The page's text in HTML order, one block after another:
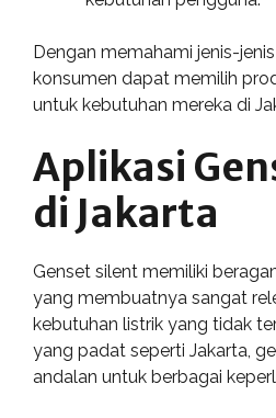
Dengan memahami jenis-
konsumen dapat memilih
untuk kebutuhan mereka di
Aplikasi
di Jakarta
Genset silent memiliki
yang membuatnya sangat
kebutuhan listrik yang tidak
yang padat seperti Jakarta,
andalan untuk berbagai